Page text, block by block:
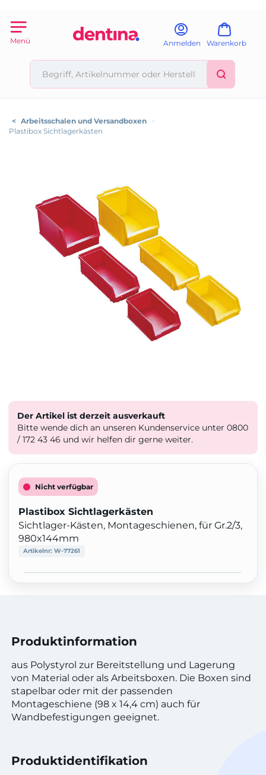
Menü Anmelden Warenkorb
< Arbeitsschalen und Versandboxen >
Plastibox Sichtlagerkästen
Der Artikel ist derzeit ausverkauft
Bitte wende dich an unseren Kundenservice unter 0800
/ 172 43 46 und wir helfen dir gerne weiter.
Nicht verfügbar
Plastibox Sichtlagerkästen
Sichtlager-Kästen, Montageschienen, für Gr.2/3,
980x144mm
Artikelnr: W-77261
Produktinformation
aus Polystyrol zur Bereitstellung und Lagerung
von Material oder als Arbeitsboxen. Die Boxen sind
stapelbar oder mit der passenden
Montageschiene (98 x 14,4 cm) auch für
Wandbefestigungen geeignet.
Produktidentifikation